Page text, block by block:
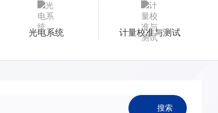
光电系统 计量校准与测试